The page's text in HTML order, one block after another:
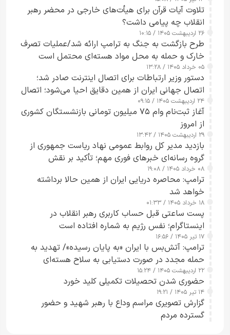
تلاوت آیات قرآن برای هیأت‌های خارجی در محضر رهبر
انقلاب چه پیامی داشت؟
۲۶ اردیبهشت ۱۴۰۵ / ۱۰:۱۵
طرح‌ بازگشت به جنگ به ترامپ ارائه شد/عملیات تصرف
خارک و حمله به محل مواد هسته‌ای محتمل است
۰۵ خرداد ۱۴۰۵ / ۱۳:۲۸
دستور وزیر ارتباطات برای اتصال اینترنت صادر شد؛
اتصال جهانی ایران از همین دقایق احیا می‌شود؛ اتصال
کامل مردم تا ۲۴ ساعت آینده
۲۴ اردیبهشت ۱۴۰۵ / ۰۹:۱۵
آغاز ثبت‌نام وام ۷۵ میلیون تومانی بازنشستگان کشوری
از امروز
۲۹ اردیبهشت ۱۴۰۵ / ۱۳:۴۲
بازدید مدیر کل روابط عمومی نهاد ریاست جمهوری از
گروه رسانه‌ای خبرهای فوری مهم؛ تأکید بر نقش
رسانه‌های هوشمند و مسئول در ارتقای آگاهی عمومی
۰۸ خرداد ۱۴۰۵ / ۱۹:۰۸
ترامپ: محاصره دریایی ایران از همین حالا برداشته
خواهد شد
۱۸ خرداد ۱۴۰۵ / ۰۱:۳۳
پست ساعتی قبل حساب کاربری رهبر انقلاب در
اینستاگرام؛ نفس رژیم به شماره افتاده است​
۱۷ تیر ۱۴۰۵ / ۱۶:۵۶
ترامپ: آتش‌بس با ایران «به پایان رسیده»/ تهدید به
حمله مجدد در صورت دستیابی به سلاح هسته‌ای
۲۲ اردیبهشت ۱۴۰۵ / ۱۵:۲۴
حضوری شدن تحصیلات تکمیلی کلید خورد
۱۴ تیر ۱۴۰۵ / ۱۹:۲۱
گزارش تصویری مراسم وداع با رهبر شهید و حضور
گسترده مردم